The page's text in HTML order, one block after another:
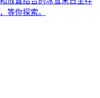
等你探索。